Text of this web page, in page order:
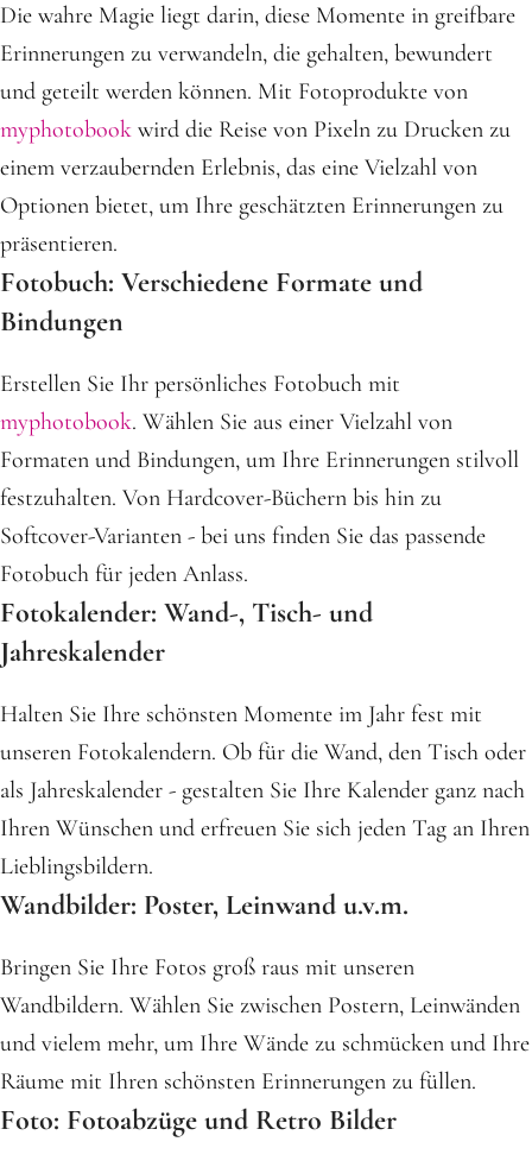
Die wahre Magie liegt darin, diese Momente in greifbare
Erinnerungen zu verwandeln, die gehalten, bewundert
und geteilt werden können. Mit Fotoprodukte von
myphotobook wird die Reise von Pixeln zu Drucken zu
einem verzaubernden Erlebnis, das eine Vielzahl von
Optionen bietet, um Ihre geschätzten Erinnerungen zu
präsentieren.
Fotobuch: Verschiedene Formate und
Bindungen
Erstellen Sie Ihr persönliches Fotobuch mit
myphotobook. Wählen Sie aus einer Vielzahl von
Formaten und Bindungen, um Ihre Erinnerungen stilvoll
festzuhalten. Von Hardcover-Büchern bis hin zu
Softcover-Varianten - bei uns finden Sie das passende
Fotobuch für jeden Anlass.
Fotokalender: Wand-, Tisch- und
Jahreskalender
Halten Sie Ihre schönsten Momente im Jahr fest mit
unseren Fotokalendern. Ob für die Wand, den Tisch oder
als Jahreskalender - gestalten Sie Ihre Kalender ganz nach
Ihren Wünschen und erfreuen Sie sich jeden Tag an Ihren
Lieblingsbildern.
Wandbilder: Poster, Leinwand u.v.m.
Bringen Sie Ihre Fotos groß raus mit unseren
Wandbildern. Wählen Sie zwischen Postern, Leinwänden
und vielem mehr, um Ihre Wände zu schmücken und Ihre
Räume mit Ihren schönsten Erinnerungen zu füllen.
Foto: Fotoabzüge und Retro Bilder